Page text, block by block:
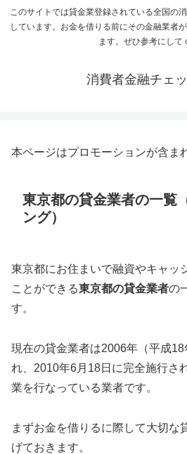
このサイトでは貸金業登録されている全国の
しています。お金を借りる前にその金融業者
ます。ぜひ参考にして
消費者金融チェ
本ページはプロモーションが含ま
東京都の貸金業者の一覧
ング）
東京都にお住まいで融資やキャッ
ことができる東京都の貸金業者の
す。
現在の貸金業者は2006年（平成
れ、2010年6月18日に完全施行さ
業を行なっている業者です。
まずお金を借りるに際して大切な
げておきます。